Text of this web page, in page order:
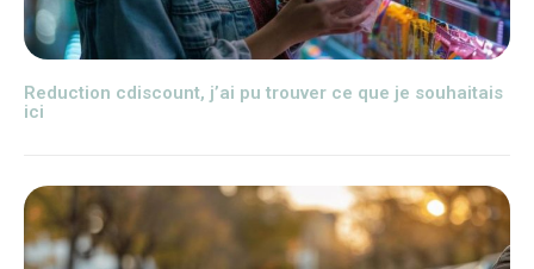
Reduction cdiscount, j’ai pu trouver ce que je souhaitais
ici